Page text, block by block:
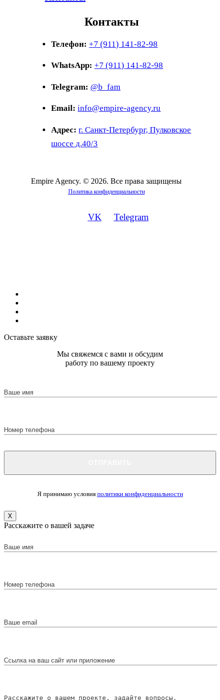
Контакты
Телефон: +7 (911) 141-82-98
WhatsApp: +7 (911) 141-82-98
Telegram: @b_fam
Email: info@empire-agency.ru
Адрес: г. Санкт-Петербург, Пулковское
шоссе д.40/3
Empire Agency. © 2026. Все права защищены
Политика конфиденциальности
VK Telegram
Оставьте заявку
Мы свяжемся с вами и обсудим
работу по вашему проекту
Я принимаю условия политики конфиденциальности
X
Расскажите о вашей задаче